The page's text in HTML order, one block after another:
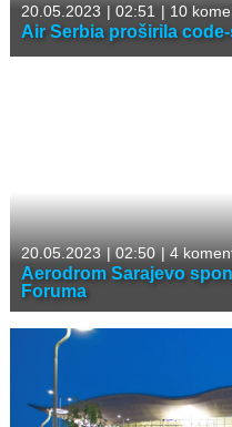
20.05.2023 | 02:51 | 10
Air Serbia proširila
20.05.2023 |02:50 |4
Aerodrom Sarajevo
Foruma